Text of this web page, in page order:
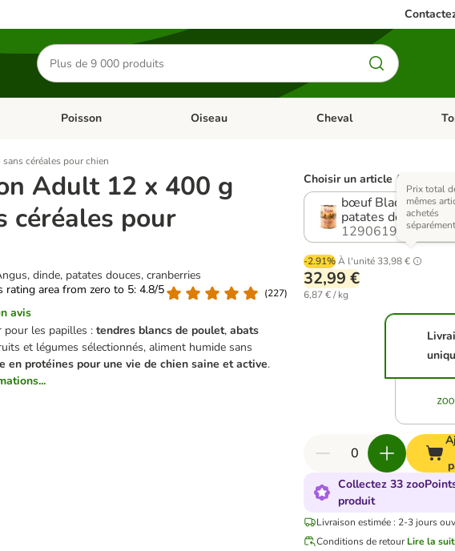
Rechercher
des
produits
Dérouler les catégories: Rongeur & Co
Poisson Dérouler les catégories: Poisson
Oiseau Dérouler les catégories:
Cheval
céréales pour chien
Adult 12 x 400 g
céréales pour
dinde, patates douces, cranberries
rating area from zero to 5: 4.8/5
(227)
avis
pour les papilles : tendres blancs de poulet, abats
et légumes sélectionnés, aliment humide sans
en protéines pour une vie de chien saine et active.
Choisir un article (6 variantes)
bœuf Black Angus,
patates douces,
1290619.3
-2.91% À l'unité 33,98 €
Prix total
mêmes
achetés
séparément
32,99 €
6,87 € / kg
Collectez 33
produit
Livraison estimée : 2-3 jours
Conditions de retour Lire la